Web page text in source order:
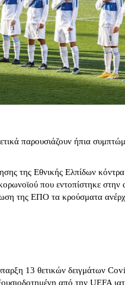
παρουσιάζουν ήπια
της Εθνικής Ελπίδων
που εντοπίστηκε στην
της ΕΠΟ τα κρούσματα
13 θετικών δειγμάτων
από την UEFA